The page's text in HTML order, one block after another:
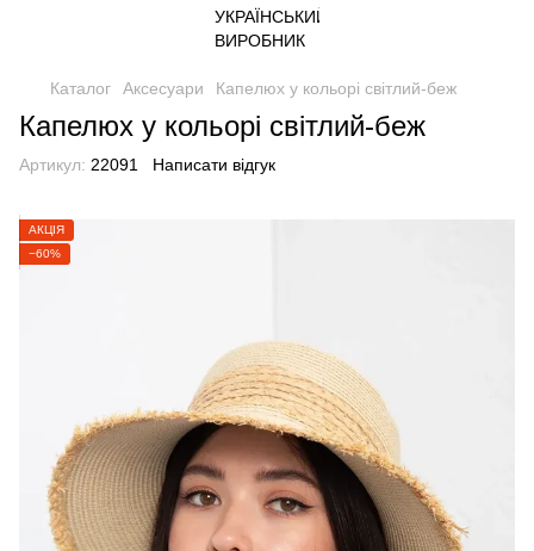
Каталог Аксесуари Капелюх у кольорі світлий-беж
Капелюх у кольорі світлий-беж
Артикул: 22091 Написати відгук
АКЦІЯ
−60%